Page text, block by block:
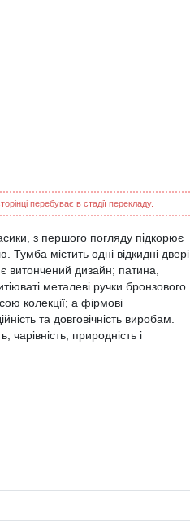
перебуває в стадії перекладу.
з першого погляду підкорює
містить одні відкидні двері,
витончений дизайн; патина,
металеві ручки бронзового
колекції; а фірмові
та довговічність виробам.
природність і